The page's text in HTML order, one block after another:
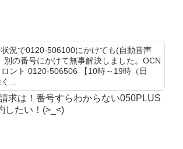
況で0120-506100にかけても(自動音声
別の番号にかけて無事解決しました。OCN
ント 0120-506506 【10時～19時（日
...
求は！番号すらわからない050PLUS
したい！(>_<)